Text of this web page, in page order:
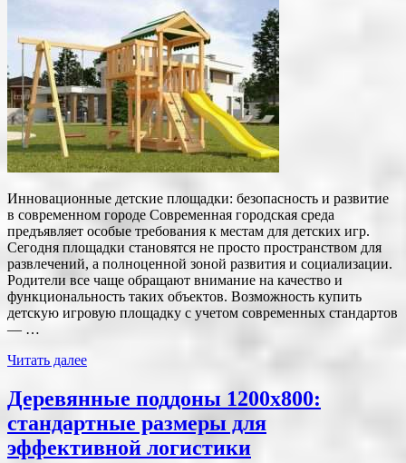
Инновационные детские площадки: безопасность и развитие
в современном городе Современная городская среда
предъявляет особые требования к местам для детских игр.
Сегодня площадки становятся не просто пространством для
развлечений, а полноценной зоной развития и социализации.
Родители все чаще обращают внимание на качество и
функциональность таких объектов. Возможность купить
детскую игровую площадку с учетом современных стандартов
— …
Читать далее
Деревянные поддоны 1200х800:
стандартные размеры для
эффективной логистики